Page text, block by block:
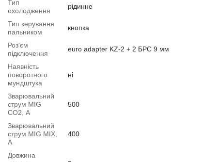
Тип
охолодження
рідинне
Тип керування
пальником
кнопка
Роз'єм
підключення
euro adapter KZ-2 + 2 БРС 9 мм
Наявність
поворотного
мундштука
ні
Зварювальний
струм MIG
СО2, А
500
Зварювальний
струм MIG MIX,
А
400
Довжина